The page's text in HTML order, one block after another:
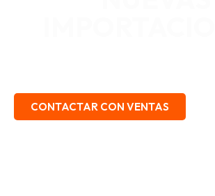
CONTACTAR CON VENTAS